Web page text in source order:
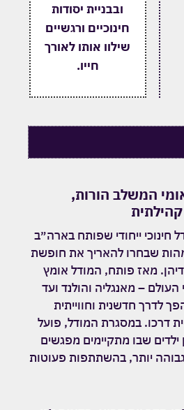
ובבניית יסודות
חינוכיים ורגשיים
שילוו אותו לאורך
חייו.
המשלב הורות,
ייחודי שפותח בארה״ב
שבחרו להאריך את חופשת
3 של ילדיהן. מאז פותח, המודל אומץ
– מאנגליה והולנד ועד
לדרך חדשנית וחווייתית
דרכו.במסגרת המודל, פועל
שבו מתקיימים מפגשים
יותר, בהשתתפות פעוטות